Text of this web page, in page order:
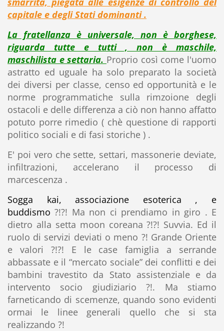
capitale e degli Stati dominanti .
La fratellanza è universale, non è borghese,
riguarda tutte e tutti , non è maschile,
maschilista e settaria. Proprio così come l'uomo
astratto ed uguale ha solo preparato la società
dei diversi per classe, censo ed opportunità e le
norme programmatiche sulla rimzoione degli
ostacoli e delle differenza a ciò non hanno affatto
potuto porre rimedio ( chè questione di rapporti
politico sociali e di fasi storiche ) .
E' poi vero che sette, settari, massonerie deviate,
infiltrazioni, accelerano il processo di
marcescenza .
Sogga kai, associazione esoterica , e
buddismo ?!?! Ma non ci prendiamo in giro . E
dietro alla setta moon coreana ?!?! Suvvia. Ed il
ruolo di servizi deviati o meno ?! Grande Oriente
e valori ?!?! E le case famiglia a serrande
abbassate e il “mercato sociale” dei conflitti e dei
bambini travestito da Stato assistenziale e da
intervento socio giudiziario ?!. Ma stiamo
farneticando di scemenze, quando sono evidenti
ormai le linee generali quello che si sta
realizzando ?!